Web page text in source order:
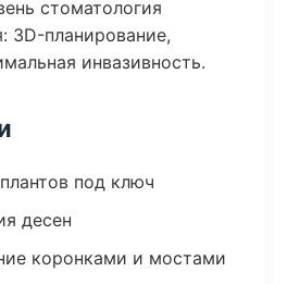
стоматология
3D-планирование,
инвазивность.
под ключ
десен
коронками и мостами